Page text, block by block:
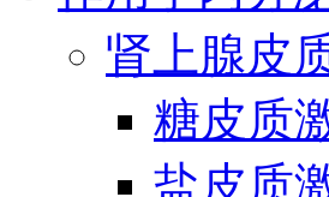
肾上腺皮
糖皮质
盐皮质